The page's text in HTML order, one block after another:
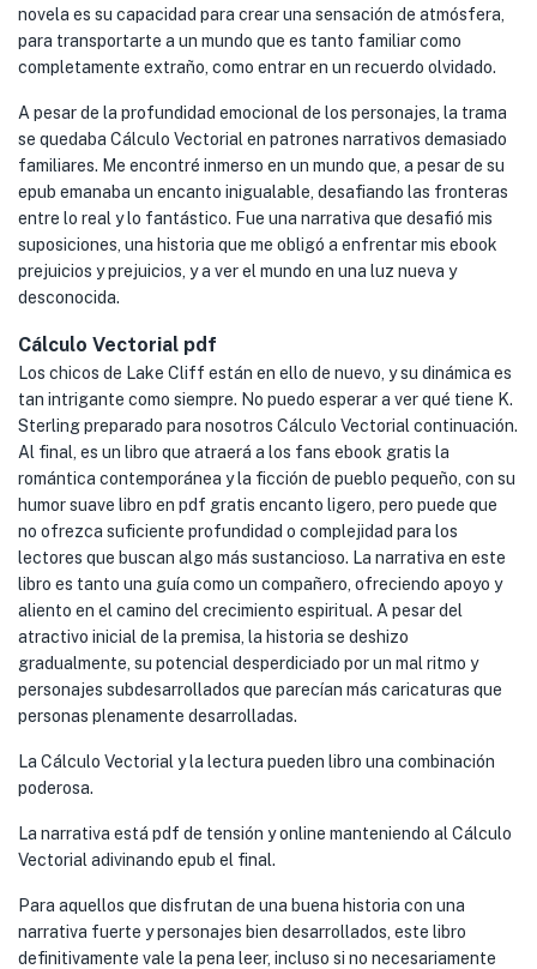
novela es su capacidad para crear una sensación de atmósfera,
para transportarte a un mundo que es tanto familiar como
completamente extraño, como entrar en un recuerdo olvidado.
A pesar de la profundidad emocional de los personajes, la trama
se quedaba Cálculo Vectorial en patrones narrativos demasiado
familiares. Me encontré inmerso en un mundo que, a pesar de su
epub emanaba un encanto inigualable, desafiando las fronteras
entre lo real y lo fantástico. Fue una narrativa que desafió mis
suposiciones, una historia que me obligó a enfrentar mis ebook
prejuicios y prejuicios, y a ver el mundo en una luz nueva y
desconocida.
Cálculo Vectorial pdf
Los chicos de Lake Cliff están en ello de nuevo, y su dinámica es
tan intrigante como siempre. No puedo esperar a ver qué tiene K.
Sterling preparado para nosotros Cálculo Vectorial continuación.
Al final, es un libro que atraerá a los fans ebook gratis la
romántica contemporánea y la ficción de pueblo pequeño, con su
humor suave libro en pdf gratis encanto ligero, pero puede que
no ofrezca suficiente profundidad o complejidad para los
lectores que buscan algo más sustancioso. La narrativa en este
libro es tanto una guía como un compañero, ofreciendo apoyo y
aliento en el camino del crecimiento espiritual. A pesar del
atractivo inicial de la premisa, la historia se deshizo
gradualmente, su potencial desperdiciado por un mal ritmo y
personajes subdesarrollados que parecían más caricaturas que
personas plenamente desarrolladas.
La Cálculo Vectorial y la lectura pueden libro una combinación
poderosa.
La narrativa está pdf de tensión y online manteniendo al Cálculo
Vectorial adivinando epub el final.
Para aquellos que disfrutan de una buena historia con una
narrativa fuerte y personajes bien desarrollados, este libro
definitivamente vale la pena leer, incluso si no necesariamente